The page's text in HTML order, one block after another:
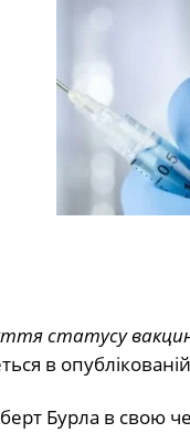
статусу
в
Бурла в свою